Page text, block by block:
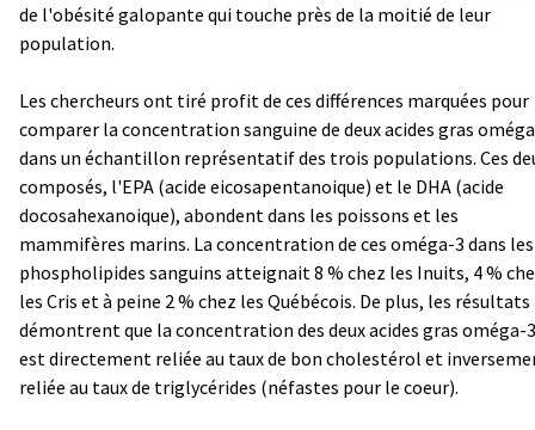
de l'obésité galopante qui touche près de la moitié de leur
population.
Les chercheurs ont tiré profit de ces différences marquées pour
comparer la concentration sanguine de deux acides gras
dans un échantillon représentatif des trois populations. Ces
composés, l'EPA (acide eicosapentanoique) et le DHA (acide
docosahexanoique), abondent dans les poissons et les
mammifères marins. La concentration de ces oméga-3 dans les
phospholipides sanguins atteignait 8 % chez les Inuits, 4 %
les Cris et à peine 2 % chez les Québécois. De plus, les résultats
démontrent que la concentration des deux acides gras oméga-3
est directement reliée au taux de bon cholestérol et
reliée au taux de triglycérides (néfastes pour le coeur).